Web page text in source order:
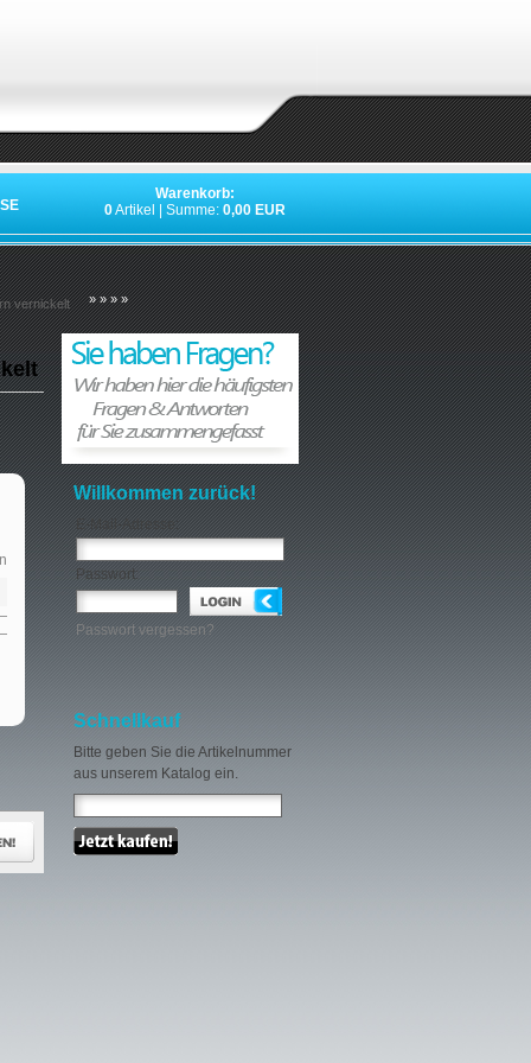
Warenkorb:
0Artikel | Summe: 0,00 EUR
»»»»
vernickelt
Willkommen zurück!
E-Mail-Adresse:
Passwort:
Passwort vergessen?
Schnellkauf
Bitte geben Sie die Artikelnummer
aus unserem Katalog ein.